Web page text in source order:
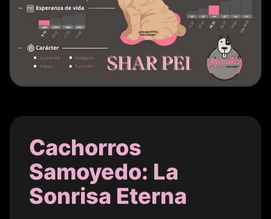
Cachorros
Samoyedo: La
Sonrisa Eterna